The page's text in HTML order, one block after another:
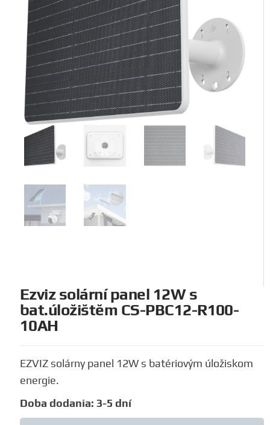
Ezviz solární panel 12W s
bat.úložištěm CS-PBC12-R100-
10AH
EZVIZ solárny panel 12W s batériovým úložiskom
energie.
Doba dodania: 3-5 dní